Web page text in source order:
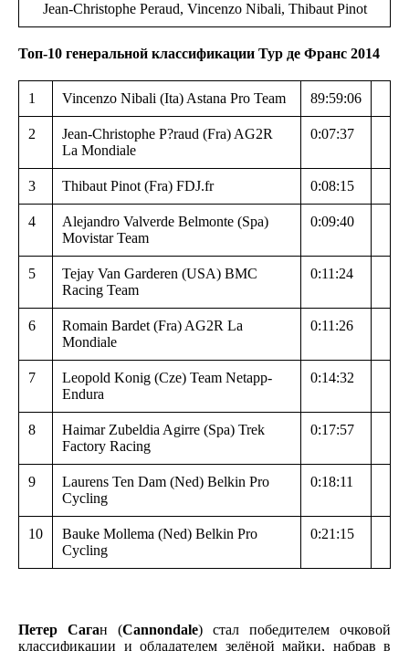
Jean-Christophe Peraud, Vincenzo Nibali, Thibaut Pinot
Топ-10 генеральной классификации Тур де Франс 2014
1 Vincenzo Nibali (Ita) Astana Pro Team 89:59:06
2
Jean-Christophe P?raud (Fra) AG2R
La Mondiale
0:07:37
3 Thibaut Pinot (Fra) FDJ.fr 0:08:15
4
Alejandro Valverde Belmonte (Spa)
Movistar Team
0:09:40
5
Tejay Van Garderen (USA) BMC
Racing Team
0:11:24
6
Romain Bardet (Fra) AG2R La
Mondiale
0:11:26
7
Leopold Konig (Cze) Team Netapp-
Endura
0:14:32
8
Haimar Zubeldia Agirre (Spa) Trek
Factory Racing
0:17:57
9
Laurens Ten Dam (Ned) Belkin Pro
Cycling
0:18:11
10
Bauke Mollema (Ned) Belkin Pro
Cycling
0:21:15
Петер Саган (Cannondale) стал победителем очковой
классификации и обладателем зелёной майки, набрав в